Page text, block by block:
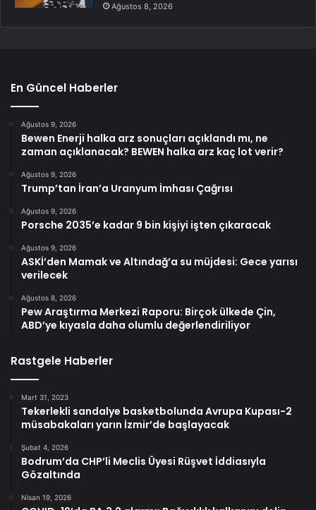
Ağustos 8, 2026
En Güncel Haberler
Ağustos 9, 2026
Bewen Enerji halka arz sonuçları açıklandı mı, ne
zaman açıklanacak? BEWEN halka arz kaç lot verir?
Ağustos 9, 2026
Trump’tan İran’a Uranyum İmhası Çağrısı
Ağustos 9, 2026
Porsche 2035’e kadar 9 bin kişiyi işten çıkaracak
Ağustos 9, 2026
ASKİ’den Mamak ve Altındağ’a su müjdesi: Gece yarısı
verilecek
Ağustos 8, 2026
Pew Araştırma Merkezi Raporu: Birçok ülkede Çin,
ABD’ye kıyasla daha olumlu değerlendiriliyor
Rastgele Haberler
Mart 31, 2023
Tekerlekli sandalye basketbolunda Avrupa Kupası-2
müsabakaları yarın İzmir’de başlayacak
Şubat 4, 2026
Bodrum’da CHP’li Meclis Üyesi Rüşvet İddiasıyla
Gözaltında
Nisan 19, 2026